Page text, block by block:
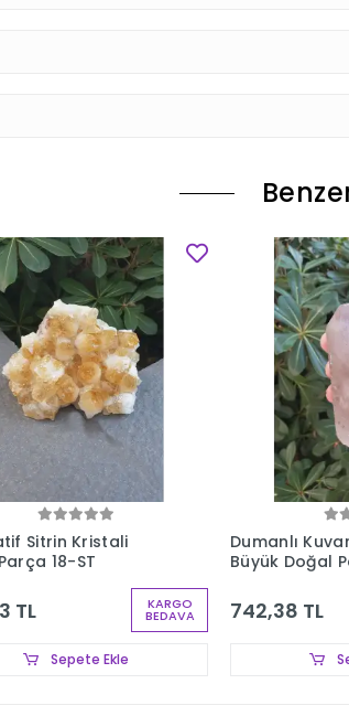
Sitrin Kristali
18-ST
TL KARGO
BEDAVA
Sepete Ekle
Dumanlı
Büyük Doğal
742,38 TL